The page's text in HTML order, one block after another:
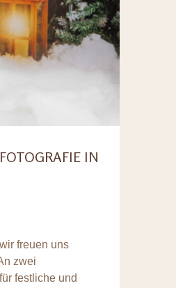
IN
freuen uns
zwei
festliche und